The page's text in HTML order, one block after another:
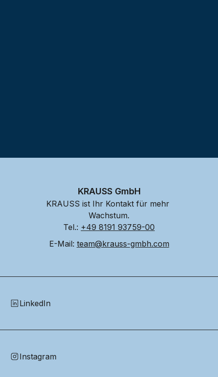
KRAUSS GmbH
KRAUSS ist Ihr Kontakt für mehr
Wachstum.
Tel.: +49 8191 93759-00
E-Mail: team@krauss-gmbh.com
LinkedIn
Instagram